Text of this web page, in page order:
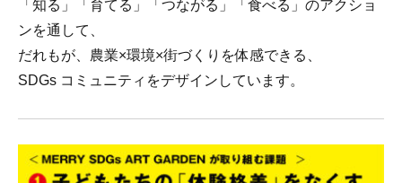
「知る」「育てる」「つながる」「食べる」のアクショ
ンを通して、
だれもが、農業×環境×街づくりを体感できる、
SDGs コミュニティをデザインしています。